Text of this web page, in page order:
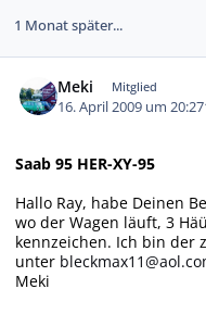
1 Monat später...
Meki Mitglied
16. April 2009 um 20:27
Saab 95 HER-XY-95
Hallo Ray, habe Deinen
wo der Wagen läuft, 3
kennzeichen. Ich bin der
unter
Meki